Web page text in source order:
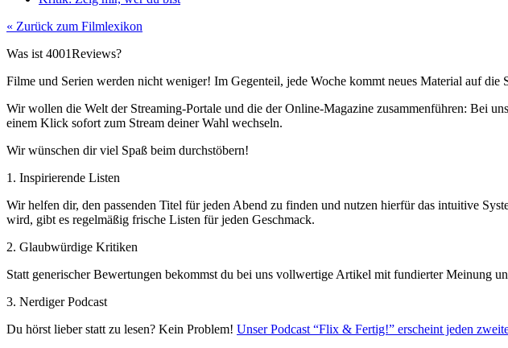
« Zurück zum Filmlexikon
Was ist 4001Reviews?
Filme und Serien werden nicht weniger! Im Gegenteil, jede Woche kommt neues Material auf
Wir wollen die Welt der Streaming-Portale und die der Online-Magazine zusammenführen: Bei
einem Klick sofort zum Stream deiner Wahl wechseln.
Wir wünschen dir viel Spaß beim durchstöbern!
1. Inspirierende Listen
Wir helfen dir, den passenden Titel für jeden Abend zu finden und nutzen hierfür das intuitive
wird, gibt es regelmäßig frische Listen für jeden Geschmack.
2. Glaubwürdige Kritiken
Statt generischer Bewertungen bekommst du bei uns vollwertige Artikel mit fundierter Meinung
3. Nerdiger Podcast
Du hörst lieber statt zu lesen? Kein Problem! Unser Podcast “Flix & Fertig!” erscheint jeden